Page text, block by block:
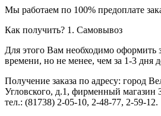
Мы работаем по 100% предоплате
Как получить? 1. Самовывоз
Для этого Вам необходимо оформить
времени, но не менее, чем за 1-3 дня
Получение заказа по адресу: город
Угловского, д.1, фирменный магазин
тел.: (81738) 2-05-10, 2-48-77, 2-59-12.